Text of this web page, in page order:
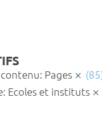
Pages
Ecoles et instituts